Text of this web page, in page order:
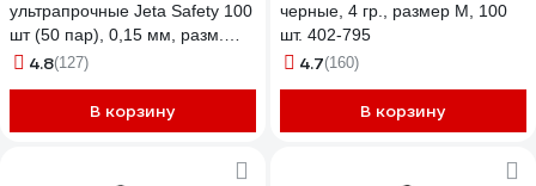
ультрапрочные Jeta Safety 100
шт (50 пар), 0,15 мм, разм.
8/M JSN908
4.8(127)
В корзину
черные, 4 гр., размер M, 100
шт. 402-795
4.7(160)
В корзину